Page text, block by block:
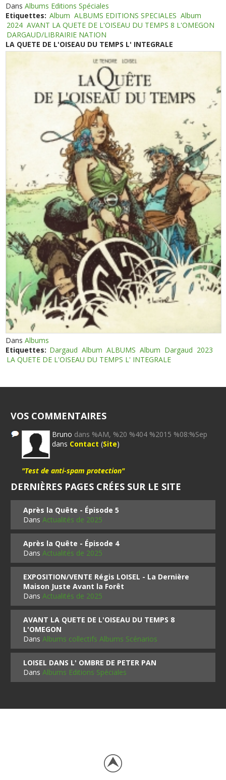
DansAlbums Editions Spéciales
Etiquettes: Album ALBUMS EDITIONS SPECIALES Album
2024 AVANT LA QUETE DE L'OISEAU DU TEMPS 8 L'OMEGON
DARGAUD/LIBRAIRIE NATION
LA QUETE DE L'OISEAU DU TEMPS L' INTEGRALE
DansAlbums
Etiquettes: Dargaud Album ALBUMS Album Dargaud 2023
LA QUETE DE L'OISEAU DU TEMPS L' INTEGRALE
VOS COMMENTAIRES
Bruno dans %AM, %20 %404 %2015 %08:%Sep
dans Contact (Site)
"Test de anti-spam protection"
DERNIÈRES PAGES CRÉES SUR LE SITE
Après la Quête - Épisode 5
DansActualités de 2025
Après la Quête - Épisode 4
DansActualités de 2025
EXPOSITION/VENTE Régis LOISEL - La Dernière
Maison Juste Avant la Forêt
DansActualités de 2025
AVANT LA QUETE DE L'OISEAU DU TEMPS 8
L'OMEGON
DansAlbums collectifs Albums Scénarios
LOISEL DANS L' OMBRE DE PETER PAN
DansAlbums Editions Spéciales